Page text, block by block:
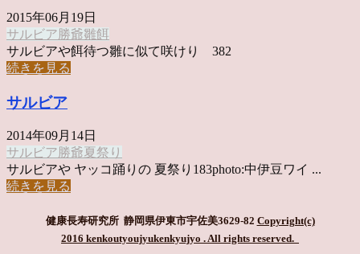
2015年06月19日
サルビア 勝爺雛餌
サルビアや餌待つ雛に似て咲けり 382
続きを見る
サルビア
2014年09月14日
サルビア勝爺夏祭り
サルビアや ヤッコ踊りの 夏祭り183photo:中伊豆ワイ ...
続きを見る
健康長寿研究所 静岡県伊東市宇佐美3629-82 Copyright(c)
2016 kenkoutyoujyukenkyujyo . All rights reserved.